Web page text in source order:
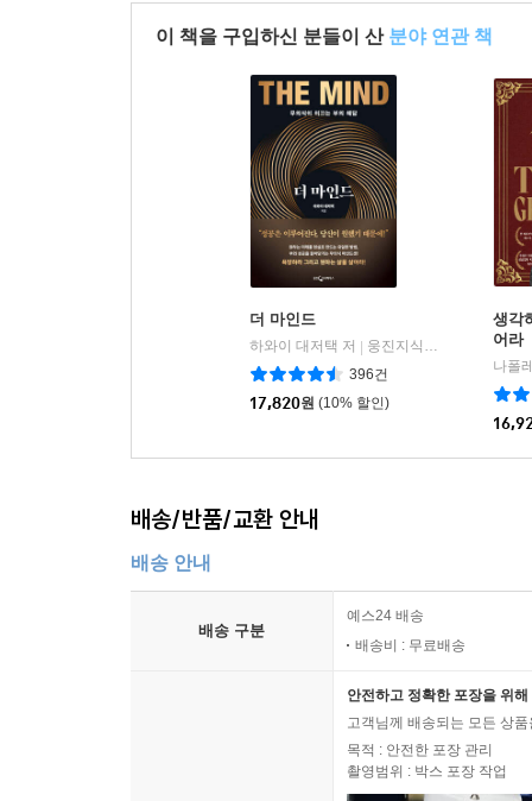
이 책을 구입하신 분들이 산 분야 연관 책
더 마인드
하와이 대저택 저 | 웅진지식하우스
396건
17,820원 (10% 할인)
생각
어라
나폴
배송/반품/교환 안내
배송 안내
배송 구분
예스24 배송
배송비 : 무료배송
안전하고 정확한 포장을 위
고객님께 배송되는 모든 상
목적 : 안전한 포장 관리
촬영범위 : 박스 포장 작업